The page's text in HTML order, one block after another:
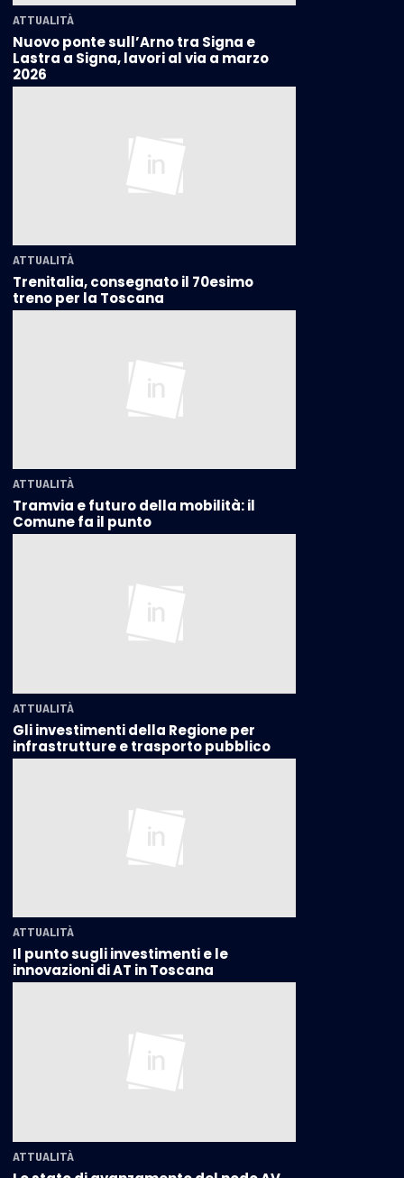
ATTUALITÀ
Nuovo ponte sull’Arno tra Signa e
Lastra a Signa, lavori al via a marzo
2026
ATTUALITÀ
Trenitalia, consegnato il 70esimo
treno per la Toscana
ATTUALITÀ
Tramvia e futuro della mobilità: il
Comune fa il punto
ATTUALITÀ
Gli investimenti della Regione per
infrastrutture e trasporto pubblico
ATTUALITÀ
Il punto sugli investimenti e le
innovazioni di AT in Toscana
ATTUALITÀ